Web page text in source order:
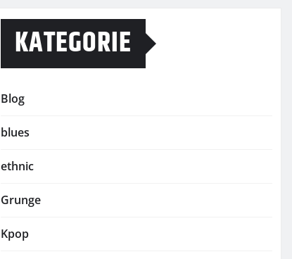
KATEGORIE
Blog
blues
ethnic
Grunge
Kpop